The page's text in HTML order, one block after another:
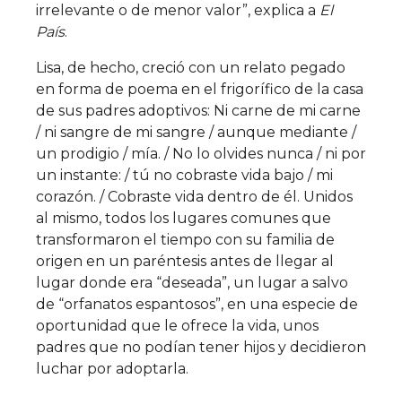
irrelevante o de menor valor”, explica a El
País.
Lisa, de hecho, creció con un relato pegado
en forma de poema en el frigorífico de la casa
de sus padres adoptivos: Ni carne de mi carne
/ ni sangre de mi sangre / aunque mediante /
un prodigio / mía. / No lo olvides nunca / ni por
un instante: / tú no cobraste vida bajo / mi
corazón. / Cobraste vida dentro de él. Unidos
al mismo, todos los lugares comunes que
transformaron el tiempo con su familia de
origen en un paréntesis antes de llegar al
lugar donde era “deseada”, un lugar a salvo
de “orfanatos espantosos”, en una especie de
oportunidad que le ofrece la vida, unos
padres que no podían tener hijos y decidieron
luchar por adoptarla.